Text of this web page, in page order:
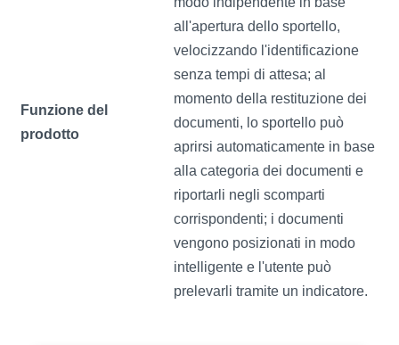
Funzione del
prodotto
all'apertura dello sportello,
velocizzando l'identificazione
senza tempi di attesa; al
momento della restituzione dei
documenti, lo sportello può
aprirsi automaticamente in base
alla categoria dei documenti e
riportarli negli scomparti
corrispondenti; i documenti
vengono posizionati in modo
intelligente e l'utente può
prelevarli tramite un indicatore.